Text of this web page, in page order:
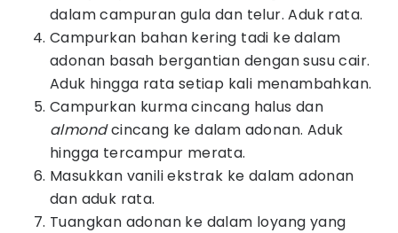
dalam campuran gula dan telur. Aduk rata.
Campurkan bahan kering tadi ke dalam
adonan basah bergantian dengan susu cair.
Aduk hingga rata setiap kali menambahkan.
Campurkan kurma cincang halus dan
almondcincang ke dalam adonan. Aduk
hingga tercampur merata.
Masukkan vanili ekstrak ke dalam adonan
dan aduk rata.
Tuangkan adonan ke dalam loyang yang